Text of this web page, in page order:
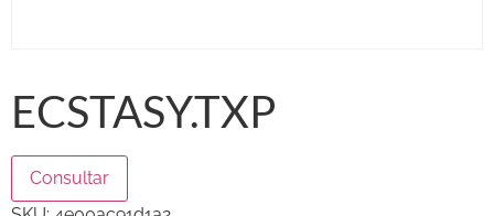
ECSTASY.TXP
Consultar